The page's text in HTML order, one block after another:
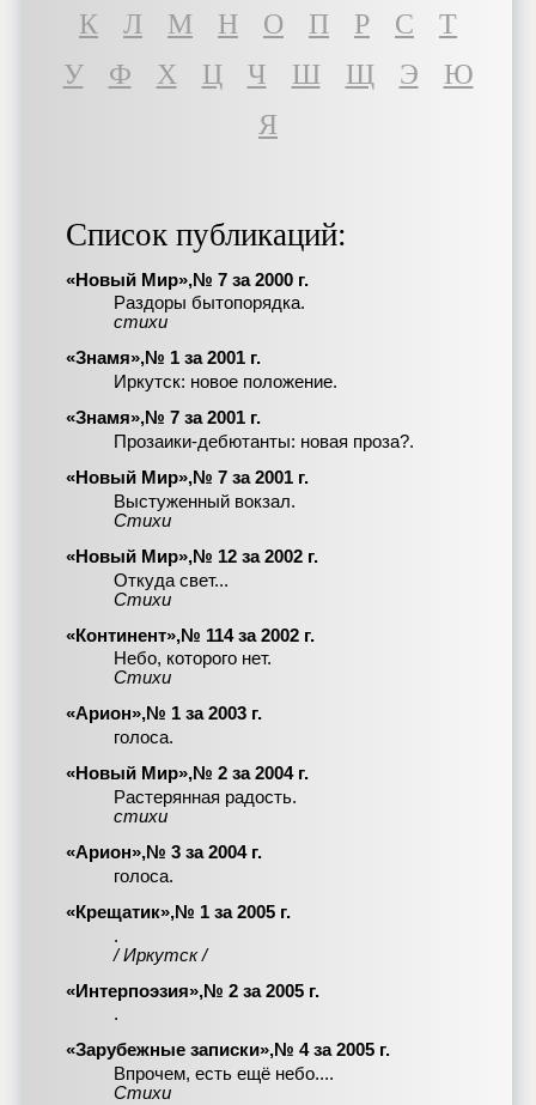
К
Л М Н О П Р С
Т
У
Ф Х Ц Ч Ш Щ Э
Ю
Я
Список публикаций:
«Новый Мир»,№ 7 за 2000 г.
Раздоры бытопорядка.
стихи
«Знамя»,№ 1 за 2001 г.
Иркутск: новое положение.
«Знамя»,№ 7 за 2001 г.
Прозаики-дебютанты: новая проза?.
«Новый Мир»,№ 7 за 2001 г.
Выстуженный вокзал.
Стихи
«Новый Мир»,№ 12 за 2002 г.
Откуда свет...
Стихи
«Континент»,№ 114 за 2002 г.
Небо, которого нет.
Стихи
«Арион»,№ 1 за 2003 г.
голоса.
«Новый Мир»,№ 2 за 2004 г.
Растерянная радость.
стихи
«Арион»,№ 3 за 2004 г.
голоса.
«Крещатик»,№ 1 за 2005 г.
.
/ Иркутск /
«Интерпоэзия»,№ 2 за 2005 г.
.
«Зарубежные записки»,№ 4 за 2005 г.
Впрочем, есть ещё небо....
Стихи